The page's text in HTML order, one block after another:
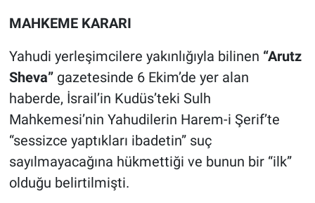
MAHKEME KARARI
Yahudi yerleşimcilere yakınlığıyla bilinen “Arutz
Sheva”gazetesinde 6 Ekim’de yer alan
haberde, İsrail’in Kudüs’teki Sulh
Mahkemesi’nin Yahudilerin Harem-i Şerif’te
“sessizce yaptıkları ibadetin” suç
sayılmayacağına hükmettiği ve bunun bir “ilk”
olduğu belirtilmişti.